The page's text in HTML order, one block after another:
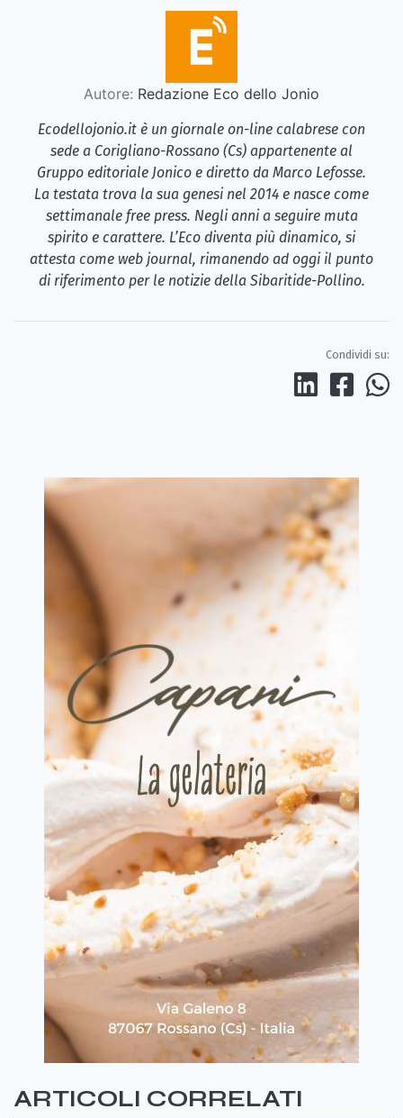
Autore: Redazione Eco dello Jonio
Ecodellojonio.it è un giornale on-line calabrese con
sede a Corigliano-Rossano (Cs) appartenente al
Gruppo editoriale Jonico e diretto da Marco Lefosse.
La testata trova la sua genesi nel 2014 e nasce come
settimanale free press. Negli anni a seguire muta
spirito e carattere. L’Eco diventa più dinamico, si
attesta come web journal, rimanendo ad oggi il punto
di riferimento per le notizie della Sibaritide-Pollino.
Condividi su:
ARTICOLI CORRELATI